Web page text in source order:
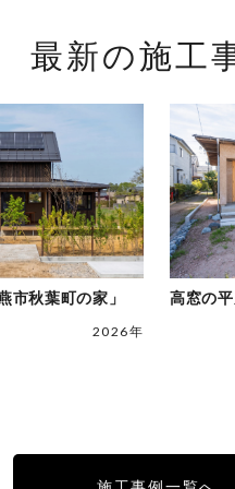
最新の施工
市秋葉町の家」
2026年
高窓の平